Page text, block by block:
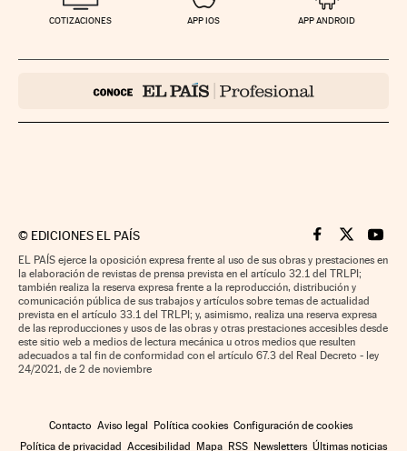
COTIZACIONES APP IOS APP ANDROID
© EDICIONES EL PAÍS Cinco Días en
Cinco Días
Cinco
EL PAÍS ejerce la oposición expresa frente al uso de sus obras y prestaciones en
la elaboración de revistas de prensa prevista en el artículo 32.1 del TRLPI;
también realiza la reserva expresa frente a la reproducción, distribución y
comunicación pública de sus trabajos y artículos sobre temas de actualidad
prevista en el artículo 33.1 del TRLPI; y, asimismo, realiza una reserva expresa
de las reproducciones y usos de las obras y otras prestaciones accesibles desde
este sitio web a medios de lectura mecánica u otros medios que resulten
adecuados a tal fin de conformidad con el artículo 67.3 del Real Decreto - ley
24/2021, de 2 de noviembre
Contacto Aviso legal Política cookies Configuración de cookies
Política de privacidad Accesibilidad Mapa RSS Newsletters Últimas noticias